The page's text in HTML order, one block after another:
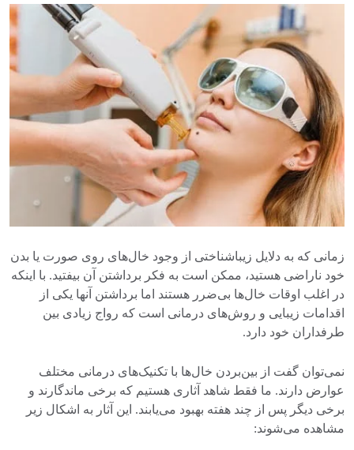
زمانی که به دلایل زیباشناختی از وجود خال‌های روی صورت یا بدن
خود ناراضی هستید، ممکن است به فکر برداشتن آن بیفتید. با اینکه
در اغلب اوقات خال‌ها بی‌ضرر هستند اما برداشتن آنها یکی از
اقدامات‌ زیبایی و روش‌های درمانی است که رواج زیادی بین
طرفداران خود دارد.
نمی‌توان گفت از بین‌بردن خال‌ها با تکنیک‌های درمانی مختلف
عوارض دارند‌. ما فقط شاهد آثاری هستیم که برخی ماندگارند و
برخی دیگر پس از چند هفته بهبود می‌یابند. این آثار به اشکال زیر
مشاهده می‌شوند: